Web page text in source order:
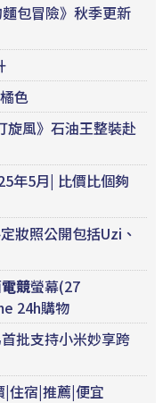
麵包冒險》秋季更新
色
風》石油王整裝赴
年5月| 比價比個夠
妝照公開包括Uzi、
電競螢幕(27
24h購物
批支持小米妙享跨
住宿|推薦|便宜